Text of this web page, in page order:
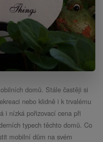
domů. Stále častěji si
nebo klidně i k trvalému
i nízká pořizovací cena při
typech těchto domů. Co
mobilní dům na svém